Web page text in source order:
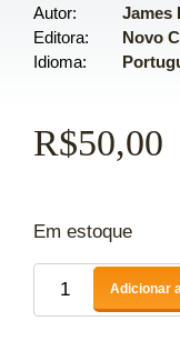
Autor
James
Editora
Novo
Idioma
R$50,00
Em estoque
Adicionar